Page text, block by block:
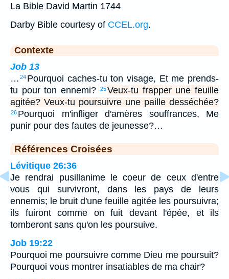
La Bible David Martin 1744
Darby Bible courtesy of CCEL.org.
Contexte
Job 13
… 24 Pourquoi caches-tu ton visage, Et me prends-
tu pour ton ennemi?
25Veux-tu frapper une feuille
agitée? Veux-tu poursuivre une paille desséchée?
26 Pourquoi m'infliger d'amères souffrances, Me
punir pour des fautes de jeunesse?…
Références Croisées
Lévitique 26:36
Je rendrai pusillanime le coeur de ceux d'entre
vous qui survivront, dans les pays de leurs
ennemis; le bruit d'une feuille agitée les poursuivra;
ils fuiront comme on fuit devant l'épée, et ils
tomberont sans qu'on les poursuive.
Job 19:22
Pourquoi me poursuivre comme Dieu me poursuit?
Pourquoi vous montrer insatiables de ma chair?